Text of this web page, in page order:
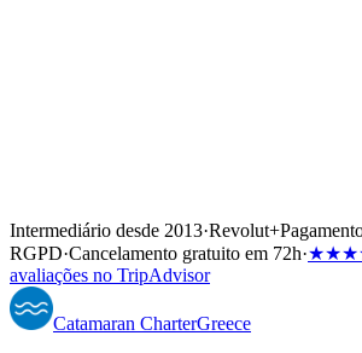
Intermediário desde 2013·Revolut+
RGPD·Cancelamento gratuito em 72h·
avaliações no TripAdvisor
Catamaran CharterGreece